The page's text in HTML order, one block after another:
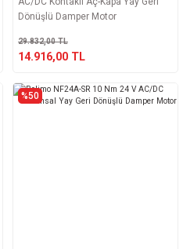
Dönüşlü Damper Motor
29.832,00 TL
14.916,00 TL
%50